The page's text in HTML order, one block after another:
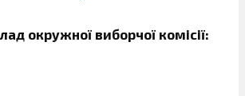
окружної виборчої комісії: